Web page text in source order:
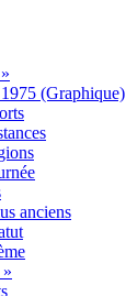
(Graphique)
anciens